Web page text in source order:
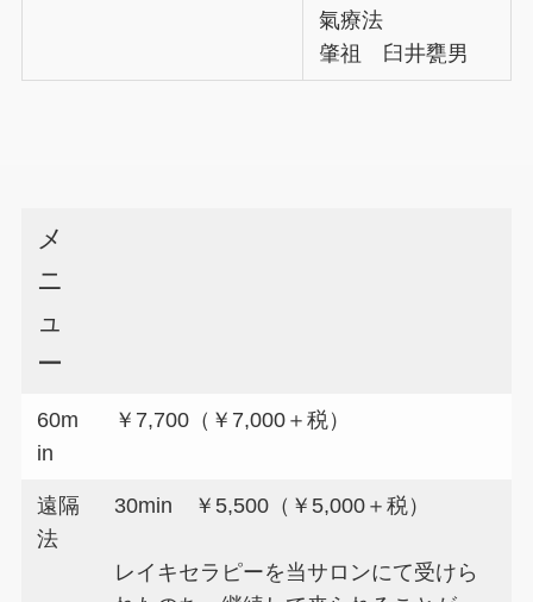
氣療法
肇祖 臼井甕男
メ
ニ
ュ
ー
60m
in
￥7,700（￥7,000＋税）
遠隔
法
30min ￥5,500（￥5,000＋税）
レイキセラピーを当サロンにて受けら